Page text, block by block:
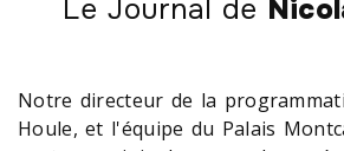
Le Journal de
Notre directeur de la
Houle, et l'équipe du Palais